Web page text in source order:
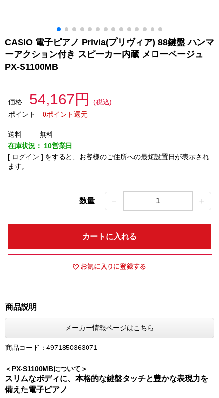
CASIO 電子ピアノ Privia(プリヴィア) 88鍵盤 ハンマ
ーアクション付き スピーカー内蔵 メローベージュ
PX-S1100MB
価格 54,167円
(税込)
ポイント
0ポイント還元
送料
無料
在庫状況： 10営業日
[ ログイン ] をすると、お客様のご住所への最短設置日が表示され
ます。
数量 － 1 ＋
カートに入れる
商品説明
メーカー情報ページはこちら
商品コード：4971850363071
＜PX-S1100MBについて＞
スリムなボディに、本格的な鍵盤タッチと豊かな表現力を
備えた電子ピアノ